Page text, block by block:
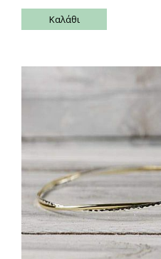
Καλάθι